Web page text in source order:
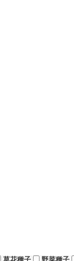
草花種子 野菜種子